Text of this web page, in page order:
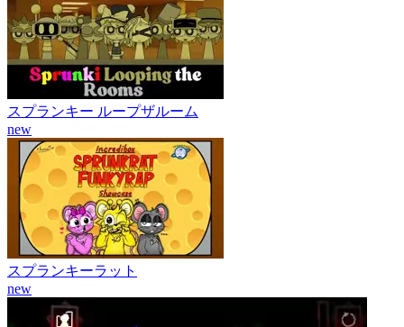
スプランキー ループザルーム
new
スプランキーラット
new